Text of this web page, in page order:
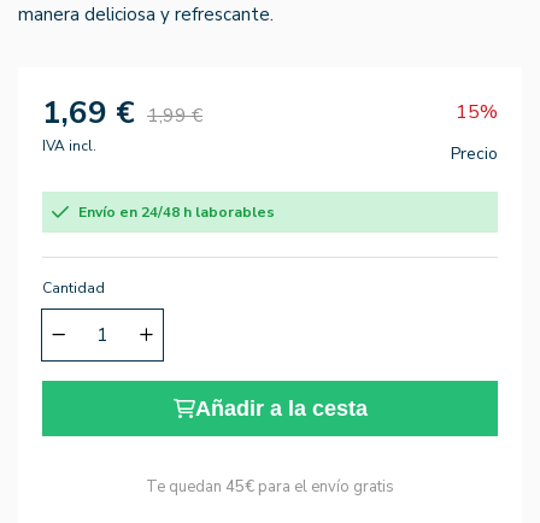
manera deliciosa y refrescante.
1,69 € 1,99 € 15%
IVA incl. Precio
Envío en 24/48 h laborables
Cantidad
Añadir a la cesta
Te quedan 45€ para el envío gratis